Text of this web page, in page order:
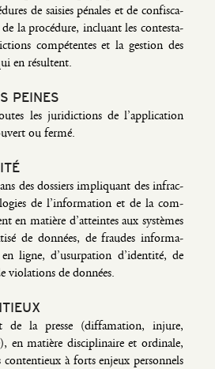
de sai­sies pénales et de confis­ca­
la pro­cé­dure, incluant les contes­ta­
com­pé­tentes et la ges­tion des
en résultent.
PEINES
les juri­dic­tions de l’application
ou fermé.
des dos­siers impli­quant des infrac­
de l’information et de la com­
en matière d’atteintes aux sys­tèmes
de don­nées, de fraudes infor­ma­
en ligne, d’usurpation d’identité, de
vio­la­tions de données.
de la presse (dif­fa­ma­tion, injure,
en matière dis­ci­pli­naire et ordi­nale,
conten­tieux à forts enjeux per­son­nels